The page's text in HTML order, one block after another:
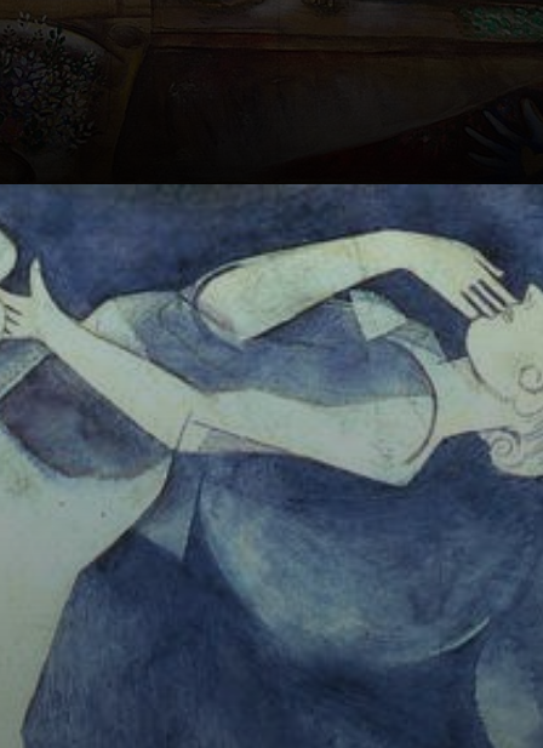
Ele estudou
hebraico e o
Antigo
Testamento, o
que influenciou
profundamente
seu trabalho
artístico.